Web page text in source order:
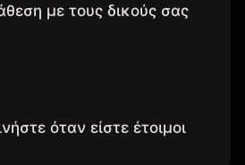
με τους δικούς σας
όταν είστε έτοιμοι